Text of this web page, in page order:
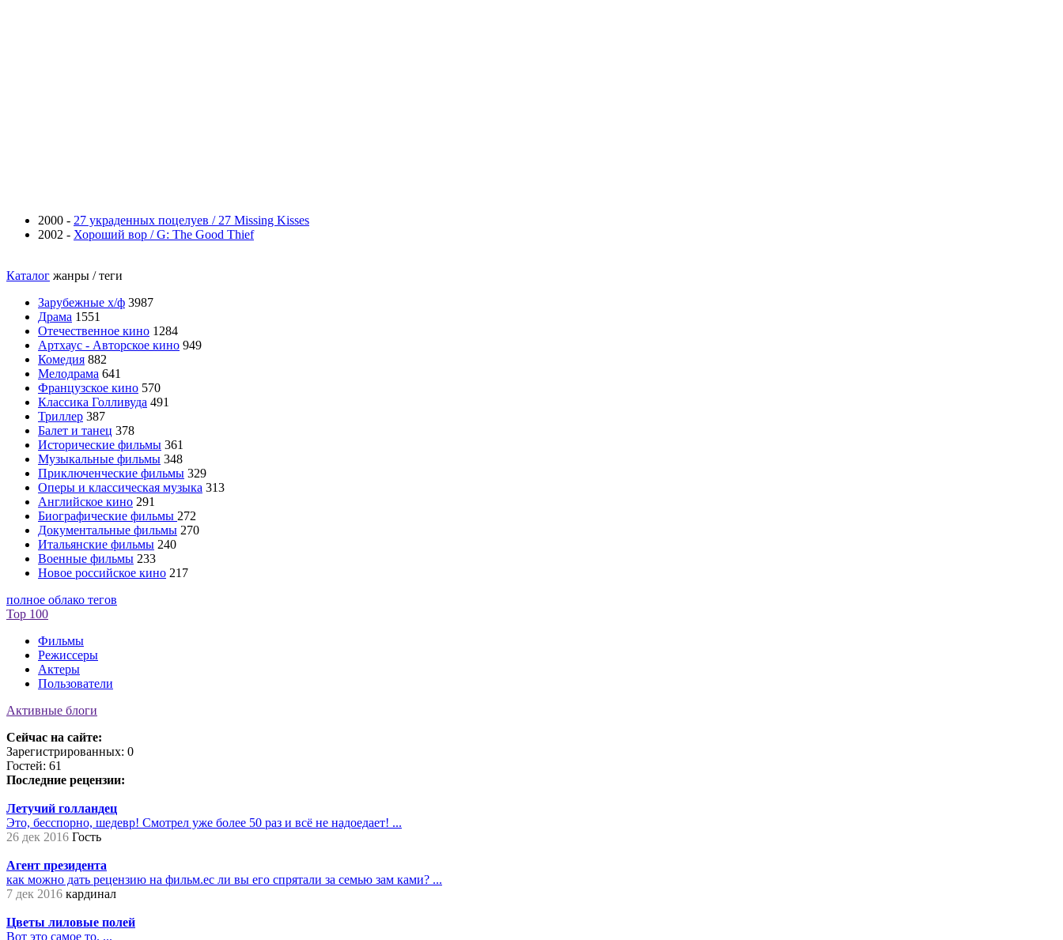
2000 - 27 украденных поцелуев / 27 Missing Kisses
2002 - Хороший вор / G: The Good Thief
Каталог жанры / теги
Зарубежные х/ф 3987
Драма 1551
Отечественное кино 1284
Артхаус - Авторское кино 949
Комедия 882
Мелодрама 641
Французское кино 570
Классика Голливуда 491
Триллер 387
Балет и танец 378
Исторические фильмы 361
Музыкальные фильмы 348
Приключенческие фильмы 329
Оперы и классическая музыка 313
Английское кино 291
Биографические фильмы 272
Документальные фильмы 270
Итальянские фильмы 240
Военные фильмы 233
Новое российское кино 217
полное облако тегов
Top 100
Фильмы
Режиссеры
Актеры
Пользователи
Активные блоги
Сейчас на сайте:
Зарегистрированных: 0
Гостей: 61
Последние рецензии:
Летучий голландец
Это, бесспорно, шедевр! Смотрел уже более 50 раз и всё не надоедает! ...
26 дек 2016 Гость
Агент президента
как можно дать рецензию на фильм.ес ли вы его спрятали за семью зам ками? ...
7 дек 2016 кардинал
Цветы лиловые полей
Вот это самое то. ...